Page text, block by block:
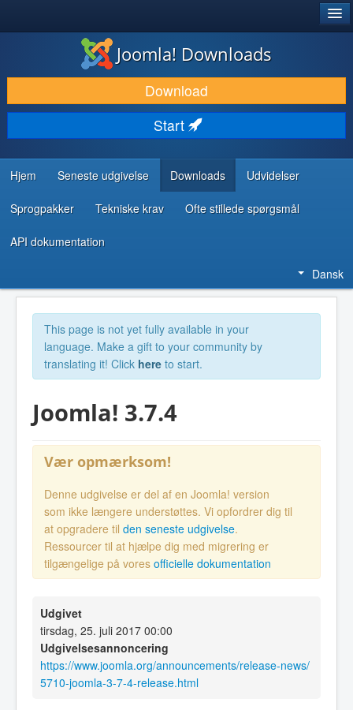
DOWNLOAD & UDVID
OPDAG & LÆR
FÆLLESSKABET & SUPPORT
UDVIKLERRESSOURCER
Joomla! Downloads
Download
Start
Hjem Seneste udgivelse Downloads Udvidelser
Sprogpakker Tekniske krav Ofte stillede spørgsmål
API dokumentation
Dansk
This page is not yet fully available in your
language. Make a gift to your community by
translating it! Click here to start.
Joomla! 3.7.4
Vær opmærksom!
Denne udgivelse er del af en Joomla! version
som ikke længere understøttes. Vi opfordrer dig til
at opgradere til den seneste udgivelse.
Ressourcer til at hjælpe dig med migrering er
tilgængelige på vores officielle dokumentation
Udgivet
tirsdag, 25. juli 2017 00:00
Udgivelsesannoncering
https://www.joomla.org/announcements/release-news/
5710-joomla-3-7-4-release.html